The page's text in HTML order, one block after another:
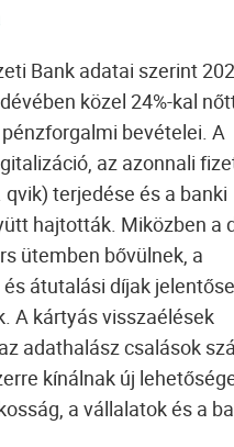
Bank adatai szerint
közel 24%-kal
bevételei. A
az azonnali
terjedése és a banki
hajtották. Miközben a
ütemben bővülnek, a
átutalási díjak
A kártyás visszaélések
adathalász csalások
kínálnak új
a vállalatok és a